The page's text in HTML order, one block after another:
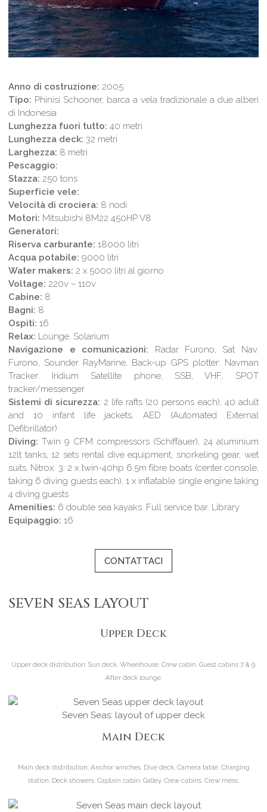
Anno di costruzione: 2005
Tipo: Phinisi Schooner, barca a vela tradizionale a due alberi
di Indonesia
Lunghezza fuori tutto: 40 metri
Lunghezza deck: 32 metri
Larghezza: 8 metri
Pescaggio:
Stazza: 250 tons
Superficie vele:
Velocità di crociera: 8 nodi
Motori: Mitsubishi 8M22 450HP V8
Generatori:
Riserva carburante: 18000 litri
Acqua potabile: 9000 litri
Water makers: 2 x 5000 litri al giorno
Voltage: 220v – 110v
Cabine: 8
Bagni: 8
Ospiti: 16
Relax: Lounge. Solarium
Navigazione e comunicazioni: Radar Furono, Sat Nav.
Furono, Sounder RayMarine, Back-up GPS plotter: Navman
Tracker. Iridium Satellite phone, SSB, VHF, SPOT
tracker/messenger
Sistemi di sicurezza: 2 life rafts (20 persons each), 40 adult
and 10 infant life jackets, AED (Automated External
Defibrillator)
Diving: Twin 9 CFM compressors (Schiffauer), 24 aluminium
12lt tanks, 12 sets rental dive equipment, snorkeling gear, wet
suits, Nitrox. 3: 2 x twin-40hp 6.5m fibre boats (center console,
taking 6 diving guests each), 1 x inflatable single engine taking
4 diving guests
Amenities: 6 double sea kayaks. Full service bar. Library
Equipaggio: 16
CONTATTACI
SEVEN SEAS LAYOUT
Upper Deck
Upper deck distribution:Sun deck. Wheelhouse. Crew cabin. Guest cabins 7 & 9.
After deck lounge.
Seven Seas: layout of upper deck
Main Deck
Main deck distribution:Anchor winches. Dive deck. Camera table. Charging
station. Deck showers. Captain cabin. Galley. Crew cabins. Crew mess.